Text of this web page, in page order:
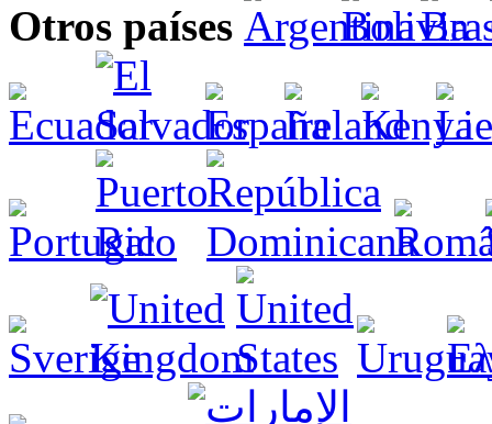
Otros países